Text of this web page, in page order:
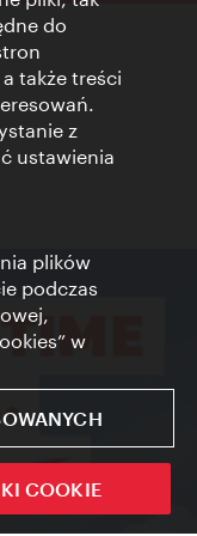
do
także treści
z
ustawienia
plików
podczas
w
COOKIE